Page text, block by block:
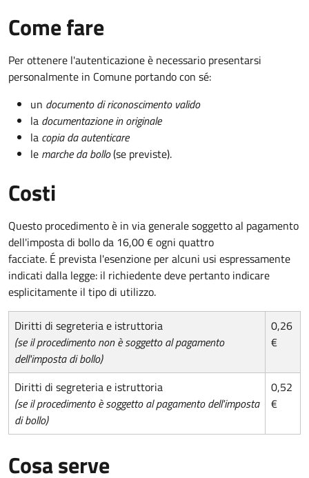
Come fare
Per ottenere l'autenticazione è necessario presentarsi
personalmente in Comune portando con sé:
un documento di riconoscimento valido
la documentazione in originale
la copia da autenticare
le marche da bollo(se previste).
Costi
Questo procedimento è in via generale soggetto al pagamento
dell'imposta di bollo da 16,00 € ogni quattro
facciate. É prevista l'esenzione per alcuni usi espressamente
indicati dalla legge: il richiedente deve pertanto indicare
esplicitamente il tipo di utilizzo.
Diritti di segreteria e istruttoria
(se il procedimento non è soggetto al pagamento
dell'imposta di bollo)
0,26
€
Diritti di segreteria e istruttoria
(se il procedimento è soggetto al pagamento dell'imposta
di bollo)
0,52
€
Cosa serve